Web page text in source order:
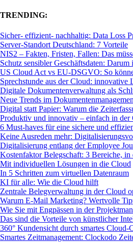
TRENDING:
Sicher- effizient- nachhaltig: Data Loss
Server-Standort Deutschland: 7 Vorteile
NIS2 – Fakten, Fristen, Fallen: Das
Schutz sensibler Geschäftsdaten: Darum
US Cloud Act vs EU-DSGVO: So
Sprechstunde aus der Cloud: innovative
Digitale Dokumentenverwaltung als
Neue Trends im
Digital statt Papier: Warum die
Produktiv und innovativ – einfach in der
6 Must-haves für eine sichere und
Keine Ausreden mehr:
Digitalisierung entlang der Employee
Kostenfaktor Belegschaft: 3 Bereiche, in
Mit individuellen Lösungen in die Cloud
In 5 Schritten zum virtuellen Datenraum
KI für alle: Wie die Cloud hilft
Zentrale Belegverwaltung in der Cloud
Warum E-Mail Marketing? Wertvolle
Wie Sie mit Engpässen in der
Das sind die Vorteile von künstlicher
360° Kundensicht durch smartes Cloud-
Smartes Zeitmanagement: Clockodo